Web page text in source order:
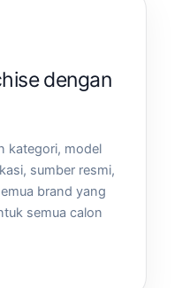
dengan
kategori, model
sumber resmi,
brand yang
semua calon